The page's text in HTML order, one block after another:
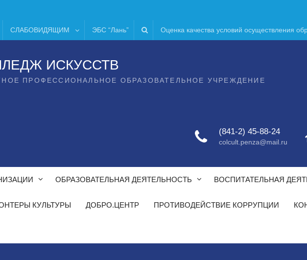
СЛАБОВИДЯЩИМ ЭБС “Лань” Оценка качества условий осуществления
ИСКУССТВ
ПРОФЕССИОНАЛЬНОЕ ОБРАЗОВАТЕЛЬНОЕ УЧРЕЖДЕНИЕ
(841-2) 45-88-24
colcult.penza@mail.ru
ОБРАЗОВАТЕЛЬНАЯ ДЕЯТЕЛЬНОСТЬ ВОСПИТАТЕЛЬНАЯ
КУЛЬТУРЫ ДОБРО.ЦЕНТР ПРОТИВОДЕЙСТВИЕ КОРРУПЦИИ